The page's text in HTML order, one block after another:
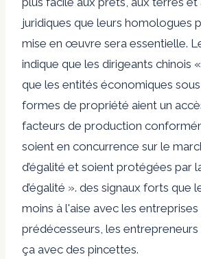
juridiques que leurs homologues
mise en œuvre sera essentielle.
indique que les dirigeants chinois
que les entités économiques
formes de propriété aient un
facteurs de production
soient en concurrence sur le
d’égalité et soient protégées par
d’égalité ». des signaux forts que
moins à l'aise avec les
prédécesseurs, les entrepreneurs
ça avec des pincettes.